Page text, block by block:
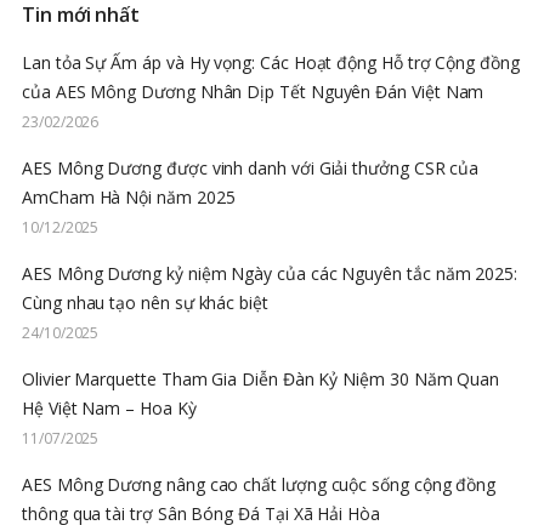
Tin mới nhất
Lan tỏa Sự Ấm áp và Hy vọng: Các Hoạt động Hỗ trợ Cộng đồng
của AES Mông Dương Nhân Dịp Tết Nguyên Đán Việt Nam
23/02/2026
AES Mông Dương được vinh danh với Giải thưởng CSR của
AmCham Hà Nội năm 2025
10/12/2025
AES Mông Dương kỷ niệm Ngày của các Nguyên tắc năm 2025:
Cùng nhau tạo nên sự khác biệt
24/10/2025
Olivier Marquette Tham Gia Diễn Đàn Kỷ Niệm 30 Năm Quan
Hệ Việt Nam – Hoa Kỳ
11/07/2025
AES Mông Dương nâng cao chất lượng cuộc sống cộng đồng
thông qua tài trợ Sân Bóng Đá Tại Xã Hải Hòa